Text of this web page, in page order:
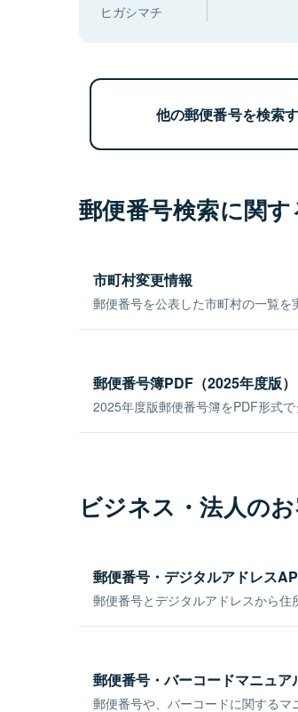
ヒガシマチ
他の郵便番号を検索
郵便番号検索に関
市町村変更情報
郵便番号を公表した市町村の一覧を
郵便番号簿PDF（2025年度版）
2025年度版郵便番号簿をPDF形式で
ビジネス・法人の
郵便番号・デジタルアドレス
郵便番号とデジタルアドレスから住
郵便番号・バーコードマニュア
郵便番号や、バーコードに関するマ